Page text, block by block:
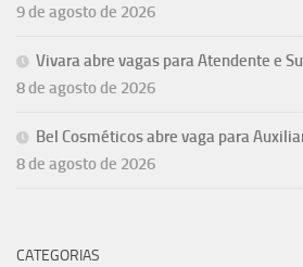
9 de agosto de 2026
Vivara abre vagas para Atendente e
8 de agosto de 2026
Bel Cosméticos abre vaga para
8 de agosto de 2026
CATEGORIAS